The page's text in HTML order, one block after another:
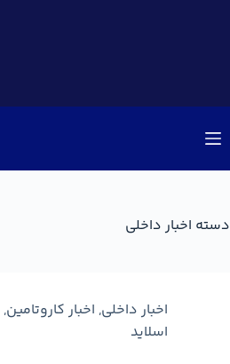
دسته اخبار داخلی
اخبار داخلی, اخبار کاروتامین,
اسلاید